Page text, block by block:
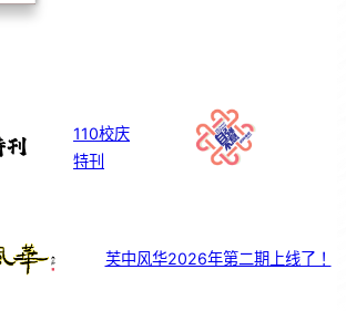
110校庆
特刊
芙中风华2026年第二期上线了！